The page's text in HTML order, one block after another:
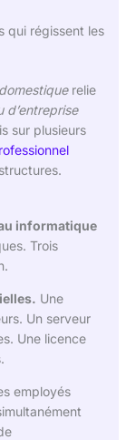
qui régissent les
relie
d’entreprise
sur plusieurs
informatique
Trois
Une
Un serveur
Une licence
employés